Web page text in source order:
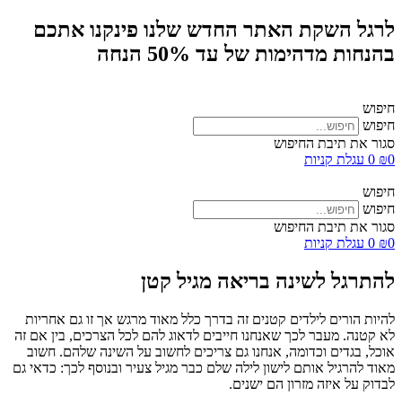
לרגל השקת האתר החדש שלנו פינקנו אתכם
בהנחות מדהימות של עד 50% הנחה
חיפוש
חיפוש
סגור את תיבת החיפוש
₪0
0 עגלת קניות
חיפוש
חיפוש
סגור את תיבת החיפוש
₪0
0 עגלת קניות
להתרגל לשינה בריאה מגיל קטן
להיות הורים לילדים קטנים זה בדרך כלל מאוד מרגש אך זו גם אחריות
לא קטנה. מעבר לכך שאנחנו חייבים לדאוג להם לכל הצרכים, בין אם זה
אוכל, בגדים וכדומה, אנחנו גם צריכים לחשוב על השינה שלהם. חשוב
מאוד להרגיל אותם לישון לילה שלם כבר מגיל צעיר ובנוסף לכך: כדאי גם
לבדוק על איזה מזרון הם ישנים.